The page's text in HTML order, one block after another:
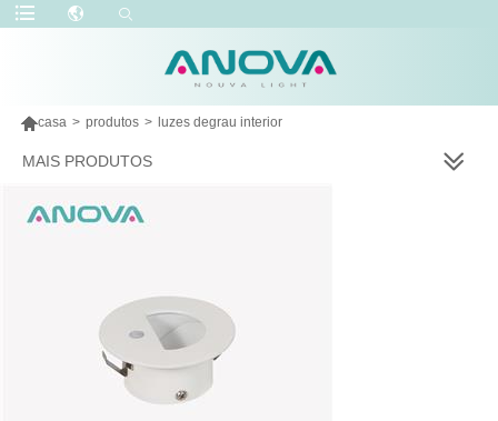
casa > produtos > luzes degrau interior
MAIS PRODUTOS